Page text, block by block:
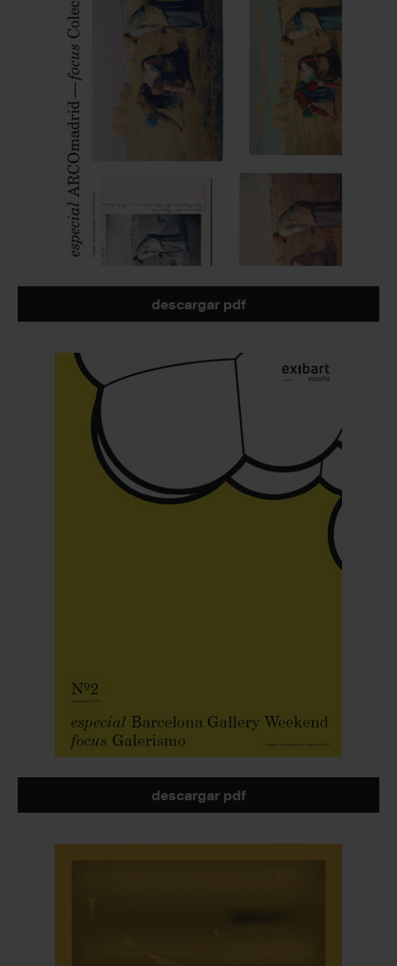
descargar pdf
descargar pdf